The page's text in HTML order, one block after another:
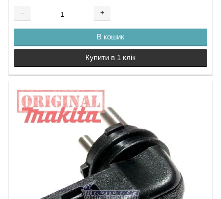
- +
В кошик
Купити в 1 клік